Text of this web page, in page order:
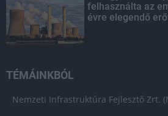
felhasználta az
évre elegendő
TÉMÁINKBÓL
Nemzeti Infrastruktúra Fejlesztő Zrt.